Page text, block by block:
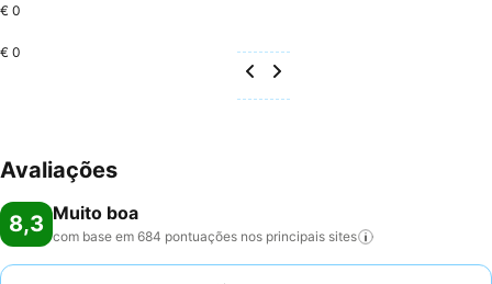
€ 0
€ 0
Avaliações
8,3 Muito boa
com base em 684 pontuações nos principais sites